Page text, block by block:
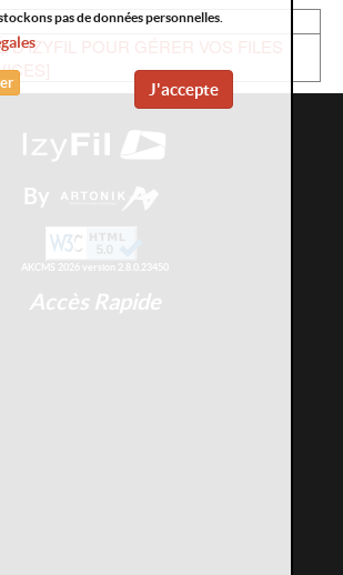
D'IZYFIL POUR GÉRER VOS FILES
By
AKCMS 2026 version 2.8.0.23450
Accès Rapide
pas de données personnelles.
J'accepte